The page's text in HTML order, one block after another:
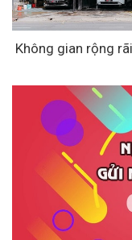
Không gian rộng